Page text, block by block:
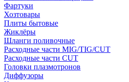
Фартуки
Хозтовары
Плиты бытовые
Жиклёры
Шланги поливочные
Расходные части MIG/TIG/CUT
Расходные части CUT
Головки плазмотронов
Диффузоры